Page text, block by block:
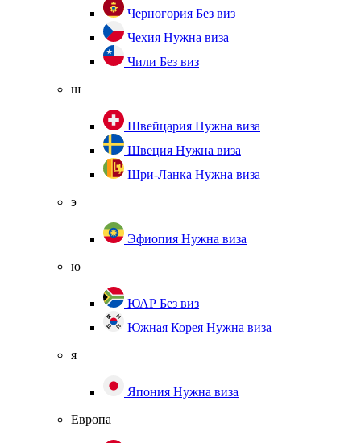
Черногория Без виз
Чехия Нужна виза
Чили Без виз
ш
Швейцария Нужна виза
Швеция Нужна виза
Шри-Ланка Нужна виза
э
Эфиопия Нужна виза
ю
ЮАР Без виз
Южная Корея Нужна виза
я
Япония Нужна виза
Европа